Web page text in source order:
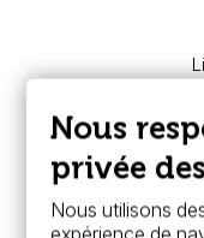
Nous
privée
Nous utilisons